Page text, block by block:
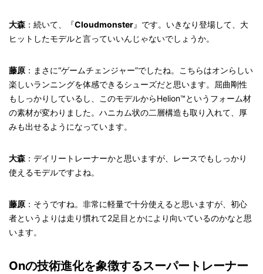
大森 ：続いて、『Cloudmonster』です。いきなり登場して、大
ヒットしたモデルと言っていいんじゃないでしょうか。
藤原 ：まさに“ゲームチェンジャー”でしたね。こちらはオンらしい
楽しいランニングを体感できるシューズだと思います。屈曲剛性
もしっかりしているし、このモデルからHelion™というフォーム材
の素材が変わりました。ハニカム状の二層構造も取り入れて、厚
みも出せるようになっています。
大森 ：デイリートレーナーかと思いますが、レースでもしっかり
使えるモデルですよね。
藤原 ：そうですね。非常に軽量で十分使えると思いますが、初心
者というよりは走り慣れて2足目とかにより向いているのかなと思
います。
Onの技術進化を象徴するスーパートレーナー